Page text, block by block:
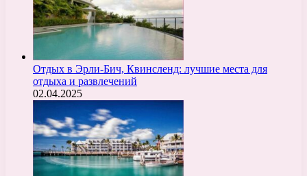
Отдых в Эрли-Бич, Квинсленд: лучшие места для
отдыха и развлечений
02.04.2025